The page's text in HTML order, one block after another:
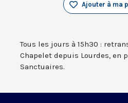
Ajouter à ma
Tous les jours à 15h30 :
Chapelet depuis Lourdes, en
Sanctuaires.